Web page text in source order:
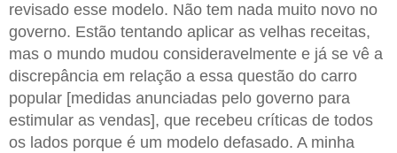
revisado esse modelo. Não tem nada muito novo no
governo. Estão tentando aplicar as velhas receitas,
mas o mundo mudou consideravelmente e já se vê a
discrepância em relação a essa questão do carro
popular [medidas anunciadas pelo governo para
estimular as vendas], que recebeu críticas de todos
os lados porque é um modelo defasado. A minha